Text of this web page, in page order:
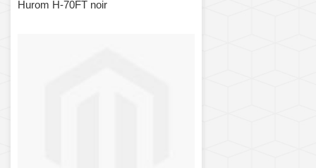
Hurom H-70FT noir